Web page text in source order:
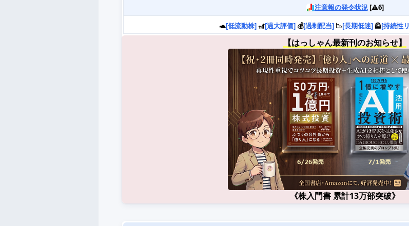
注意報の発令状況[⚠️6]
🐢[低流動株]🎢[過大評価]💰[過剰配当]📉[長期低迷]🦺[持続性
【はっしゃん最新刊のお知らせ】
《株入門書 累計13万部突破》